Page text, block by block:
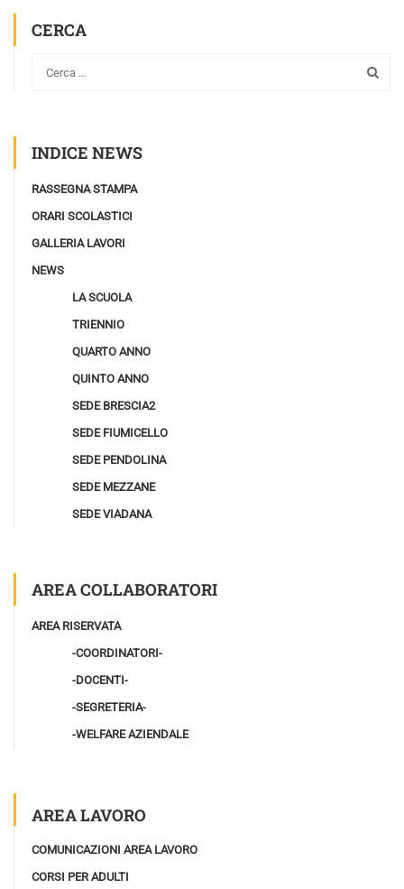
CERCA
INDICE NEWS
RASSEGNA STAMPA
ORARI SCOLASTICI
GALLERIA LAVORI
NEWS
LA SCUOLA
TRIENNIO
QUARTO ANNO
QUINTO ANNO
SEDE BRESCIA2
SEDE FIUMICELLO
SEDE PENDOLINA
SEDE MEZZANE
SEDE VIADANA
AREA COLLABORATORI
AREA RISERVATA
-COORDINATORI-
-DOCENTI-
-SEGRETERIA-
-WELFARE AZIENDALE
AREA LAVORO
COMUNICAZIONI AREA LAVORO
CORSI PER ADULTI